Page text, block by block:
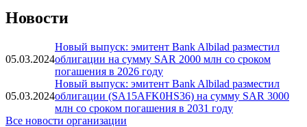
Новости
05.03.2024
Новый выпуск: эмитент Bank Albilad разместил
облигации на сумму SAR 2000 млн со сроком
погашения в 2026 году
05.03.2024
Новый выпуск: эмитент Bank Albilad разместил
облигации (SA15AFK0HS36) на сумму SAR 3000
млн со сроком погашения в 2031 году
Все новости организации